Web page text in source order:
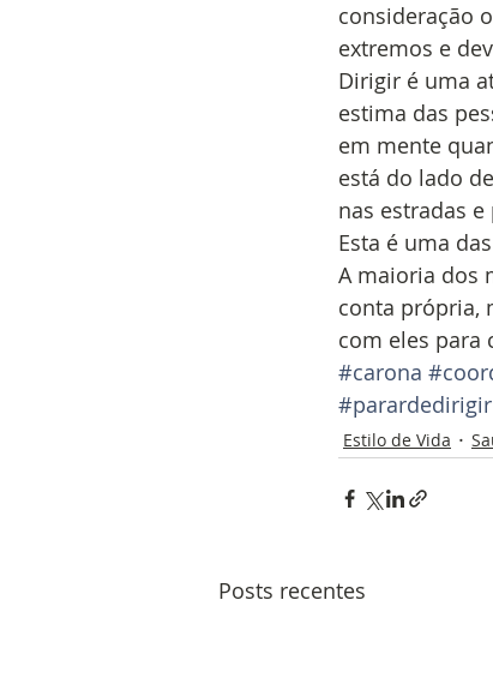
consideração
extremos e
Dirigir é uma
estima das
em mente
está do lado
nas estradas
Esta é uma
A maioria dos
conta própria,
com eles para
#carona
#parardedirigir
Estilo de Vida
Posts recentes